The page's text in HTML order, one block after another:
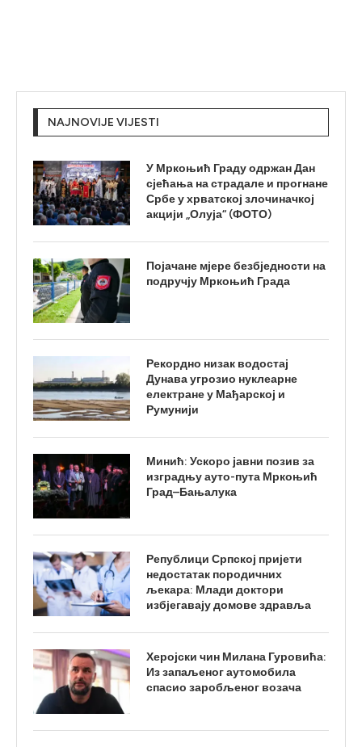
NAJNOVIJE VIJESTI
У Мркоњић Граду одржан Дан
сјећања на страдале и прогнане
Србе у хрватској злочиначкој
акцији „Олуја“ (ФОТО)
Појачане мјере безбједности на
подручју Мркоњић Града
Рекордно низак водостај
Дунава угрозио нуклеарне
електране у Мађарској и
Румунији
Минић: Ускоро јавни позив за
изградњу ауто-пута Мркоњић
Град–Бањалука
Републици Српској пријети
недостатак породичних
љекара: Млади доктори
избјегавају домове здравља
Херојски чин Милана Гуровића:
Из запаљеног аутомобила
спасио заробљеног возача